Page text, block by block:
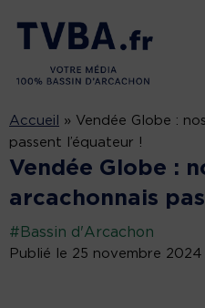
Accueil » Vendée Globe :
passent l’équateur !
Vendée Globe :
arcachonnais
#Bassin d'Arcachon
Publié le 25 novembre 2024